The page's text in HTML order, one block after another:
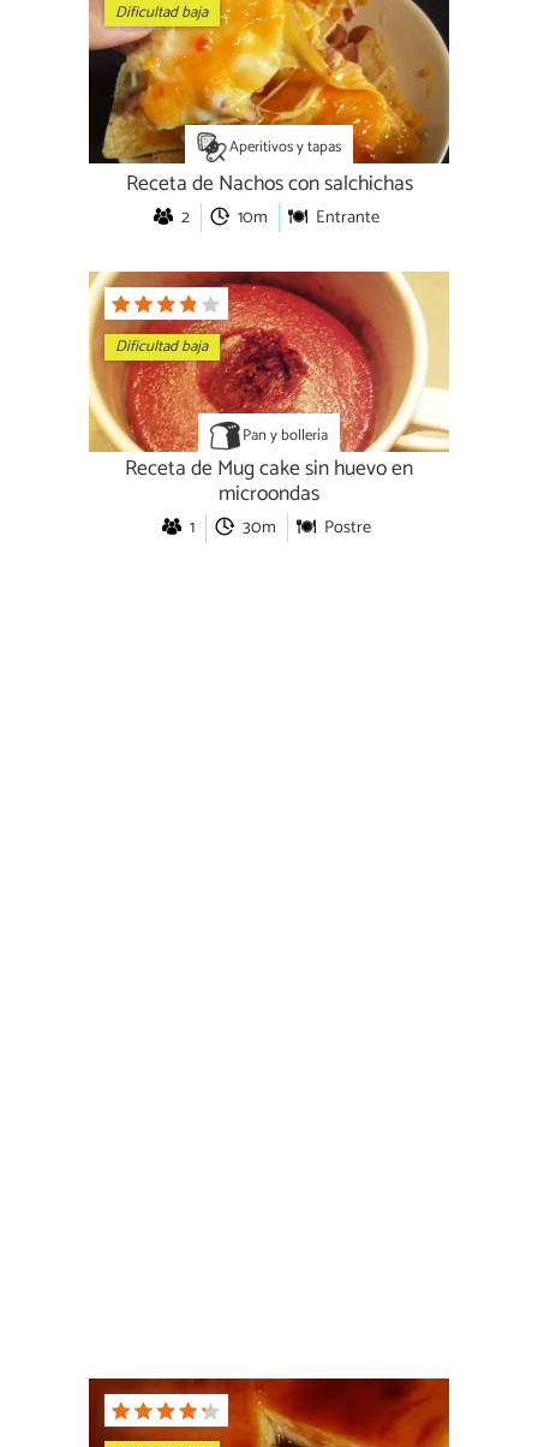
Dificultad baja
Aperitivos y tapas
Receta de Nachos con salchichas
2 10m Entrante
Dificultad baja
Pan y bollería
Receta de Mug cake sin huevo en
microondas
1 30m Postre